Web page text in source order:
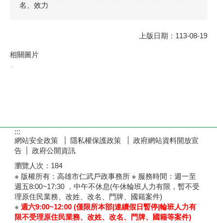
名、效力
上版日期：113-08-19
相關圖片
:::
網站安全政策
隱私權保護政策
政府網站資料開放宣
告
政府公開資訊
瀏覽人次： 184
※ 版權所有：高雄市仁武戶政事務所 ※ 服務時間：週一至
週五8:00~17:30 ，中午不休息(午休輪班人力有限，暫不受
理原住民業務、改姓、改名、門牌、國籍案件)
※ 週六9:00~12:00 (僅限所本部|連續假日暫停|輪班人力有
限不受理原住民業務、改姓、改名、門牌、國籍等案件)